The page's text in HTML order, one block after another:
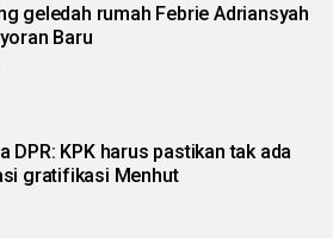
geledah rumah Febrie Adriansyah
Baru
DPR: KPK harus pastikan tak ada
gratifikasi Menhut